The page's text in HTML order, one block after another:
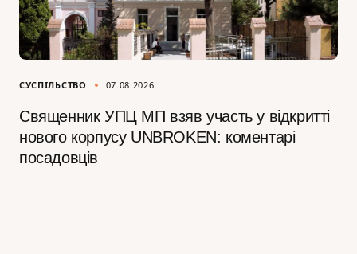
СУСПІЛЬСТВО 07.08.2026
Священник УПЦ МП взяв участь у відкритті
нового корпусу UNBROKEN: коментарі
посадовців